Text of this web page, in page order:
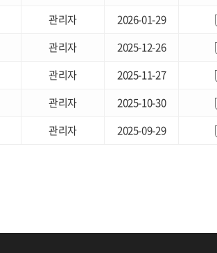
관리자 2026-01-29
관리자 2025-12-26
관리자 2025-11-27
관리자 2025-10-30
관리자 2025-09-29